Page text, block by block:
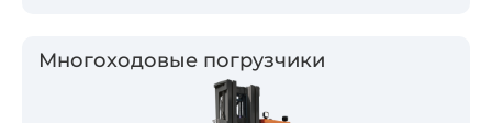
Многоходовые погрузчики